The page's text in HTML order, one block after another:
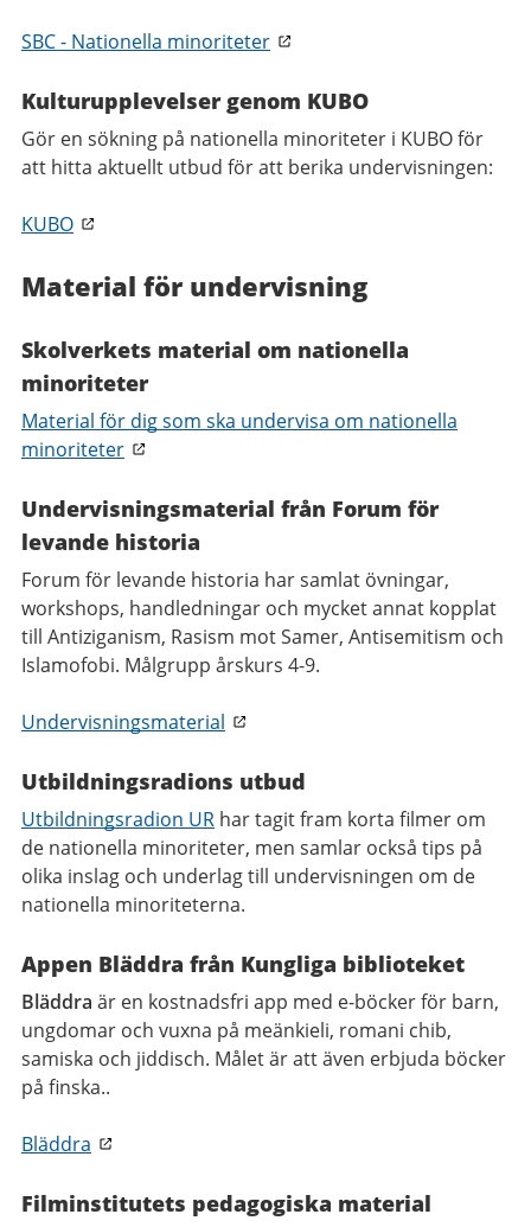
SBC - Nationella minoriteter
Kulturupplevelser genom KUBO
Gör en sökning på nationella minoriteter i KUBO för
att hitta aktuellt utbud för att berika undervisningen:
KUBO
Material för undervisning
Skolverkets material om nationella
minoriteter
Material för dig som ska undervisa om nationella
minoriteter
Undervisningsmaterial från Forum för
levande historia
Forum för levande historia har samlat övningar,
workshops, handledningar och mycket annat kopplat
till Antiziganism, Rasism mot Samer, Antisemitism och
Islamofobi. Målgrupp årskurs 4-9.
Undervisningsmaterial
Utbildningsradions utbud
Utbildningsradion UR har tagit fram korta filmer om
de nationella minoriteter, men samlar också tips på
olika inslag och underlag till undervisningen om de
nationella minoriteterna.
Appen Bläddra från Kungliga biblioteket
Bläddra är en kostnadsfri app med e-böcker för barn,
ungdomar och vuxna på meänkieli, romani chib,
samiska och jiddisch. Målet är att även erbjuda böcker
på finska..
Bläddra
Filminstitutets pedagogiska material